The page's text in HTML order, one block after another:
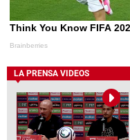
LA PRENSA VIDEOS